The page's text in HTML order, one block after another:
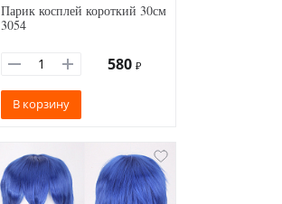
Парик косплей короткий 30см
3054
580 ₽
В корзину